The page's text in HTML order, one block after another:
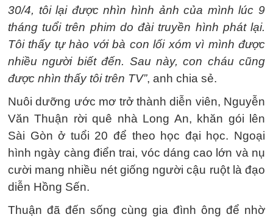
30/4, tôi lại được nhìn hình ảnh của mình lúc 9
tháng tuổi trên phim do đài truyền hình phát lại.
Tôi thấy tự hào với bà con lối xóm vì mình được
nhiều người biết đến. Sau này, con cháu cũng
được nhìn thấy tôi trên TV”, anh chia sẻ.
Nuôi dưỡng ước mơ trở thành diễn viên, Nguyễn
Văn Thuận rời quê nhà Long An, khăn gói lên
Sài Gòn ở tuổi 20 để theo học đại học. Ngoại
hình ngày càng điển trai, vóc dáng cao lớn và nụ
cười mang nhiều nét giống người cậu ruột là đạo
diễn Hồng Sến.
Thuận đã đến sống cùng gia đình ông để nhờ